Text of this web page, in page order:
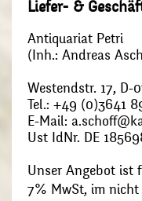
Liefer- &
Antiquariat Petri
(Inh.: Andreas
Westendstr. 17, D-
Tel.: +49 (0)3641
E-Mail:
Ust IdNr. DE
Unser Angebot ist
7% MwSt, im nicht